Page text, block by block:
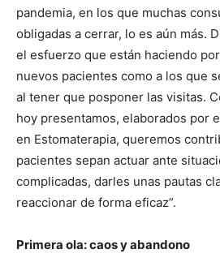
pandemia, en los que muchas
obligadas a cerrar, lo es aún más.
el esfuerzo que están haciendo
nuevos pacientes como a los que
al tener que posponer las visitas.
hoy presentamos, elaborados por
en Estomaterapia, queremos
pacientes sepan actuar ante
complicadas, darles unas pautas
reaccionar de forma eficaz”.
Primera ola: caos y abandono